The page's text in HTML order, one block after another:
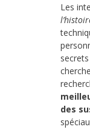
Les
des